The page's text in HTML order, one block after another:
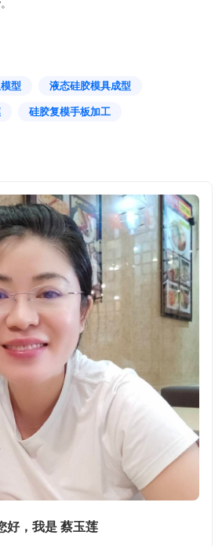
。
型 液态硅胶模具成型
硅胶复模手板加工
好，我是 蔡玉莲